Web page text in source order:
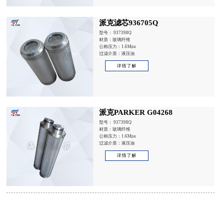
派克滤芯936705Q
型号： 937398Q
材质：玻璃纤维
公称压力：1.6Mpa
过滤介质：液压油
详情了解
派克PARKER G04268
型号： 937398Q
材质：玻璃纤维
公称压力：1.6Mpa
过滤介质：液压油
详情了解